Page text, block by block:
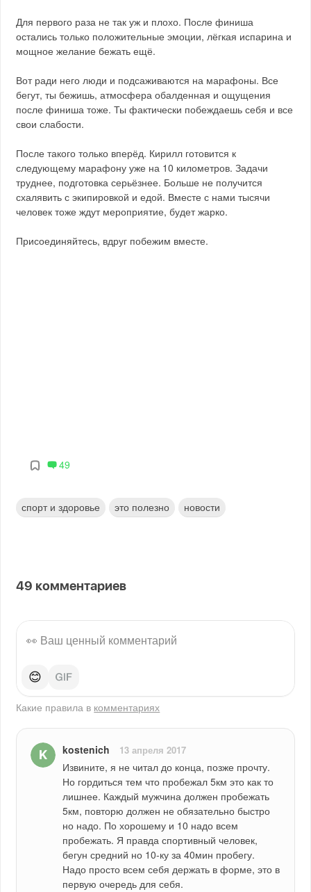
Для первого раза не так уж и плохо. После финиша
остались только положительные эмоции, лёгкая испарина и
мощное желание бежать ещё.
Вот ради него люди и подсаживаются на марафоны. Все
бегут, ты бежишь, атмосфера обалденная и ощущения
после финиша тоже. Ты фактически побеждаешь себя и все
свои слабости.
После такого только вперёд. Кирилл готовится к
следующему марафону уже на 10 километров. Задачи
труднее, подготовка серьёзнее. Больше не получится
схалявить с экипировкой и едой. Вместе с нами тысячи
человек тоже ждут мероприятие, будет жарко.
Присоединяйтесь, вдруг побежим вместе.
49
спорт и здоровье это полезно новости
49 комментариев
😊
Какие правила в комментариях
kostenich 13 апреля 2017
Извините, я не читал до конца, позже прочту.
Но гордиться тем что пробежал 5км это как то
лишнее. Каждый мужчина должен пробежать
5км, повторю должен не обязательно быстро
но надо. По хорошему и 10 надо всем
пробежать. Я правда спортивный человек,
бегун средний но 10-ку за 40мин пробегу.
Надо просто всем себя держать в форме, это в
первую очередь для себя.